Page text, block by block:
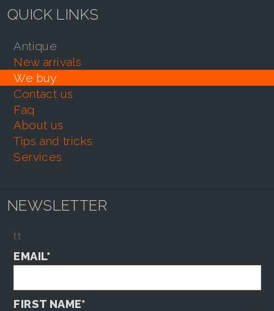
QUICK LINKS
antique
new arrivals
we buy
contact us
faq
about us
tips and tricks
services
NEWSLETTER
tt
EMAIL*
FIRST NAME*